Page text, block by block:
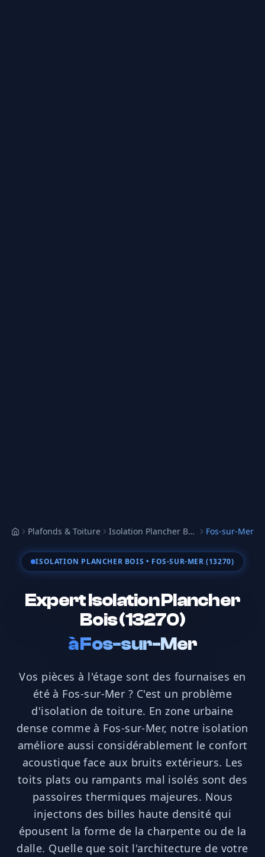
AccueilPlafonds & Toiture Isolation Plancher Bois Fos-sur-Mer
ISOLATION PLANCHER BOIS • FOS-SUR-MER (13270)
Expert Isolation Plancher
Bois (13270)
àFos-sur-Mer
Vos pièces à l'étage sont des fournaises en
été à Fos-sur-Mer ? C'est un problème
d'isolation de toiture. En zone urbaine
dense comme à Fos-sur-Mer, notre isolation
améliore aussi considérablement le confort
acoustique face aux bruits extérieurs. Les
toits plats ou rampants mal isolés sont des
passoires thermiques majeures. Nous
injectons des billes haute densité qui
épousent la forme de la charpente ou de la
dalle. Quelle que soit l'architecture de votre